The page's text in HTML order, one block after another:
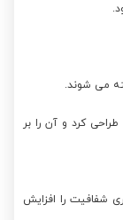
می شوند.
کرد و آن را بر
شفافیت را افزایش